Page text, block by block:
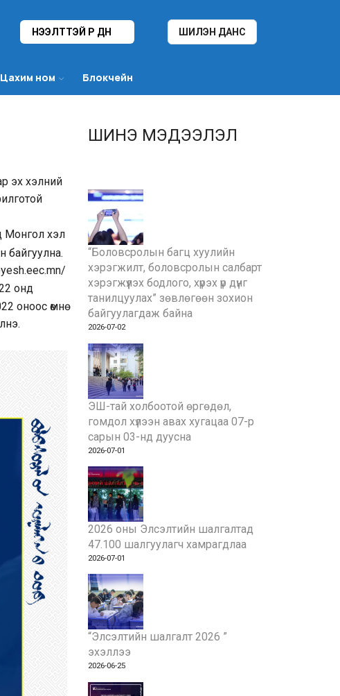
НЭЭЛТТЭЙ ҮР ДҮН ШИЛЭН ДАНС
Цахим ном Блокчейн
эх хэлний
Монгол хэл
байгуулна.
онд
оноос өмнө
ШИНЭ МЭДЭЭЛЭЛ
“Боловсролын багц хуулийн
хэрэгжилт, боловсролын салбарт
хэрэгжүүлэх бодлого, хүрэх үр дүнг
танилцуулах” зөвлөгөөн зохион
байгуулагдаж байна
2026-07-02
ЭШ-тай холбоотой өргөдөл,
гомдол хүлээн авах хугацаа 07-р
сарын 03-нд дуусна
2026-07-01
2026 оны Элсэлтийн шалгалтад
47.100 шалгуулагч хамрагдлаа
2026-07-01
“Элсэлтийн шалгалт 2026 ”
эхэллээ
2026-06-25